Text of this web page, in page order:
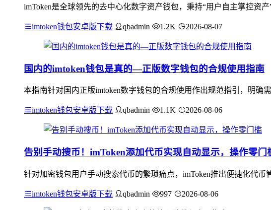
imToken是全球领先的去中心化数字资产钱包，秉持“用户自主掌控资
imtoken钱包安卓版下载 qbadmin 1.2K 2026-08-07
国内的imtoken钱包是真的—正版数字钱包的合规使用指南
本指南针对国内正版imtoken数字钱包的合规使用作出规范指引，明
imtoken钱包安卓版下载 qbadmin 1.1K 2026-08-06
告别手动搜币！imToken添加代币实现自动显示，操作零门
针对加密钱包用户手动搜索代币的繁琐痛点，imToken推出便捷化代
imtoken钱包安卓版下载 qbadmin 997 2026-08-06